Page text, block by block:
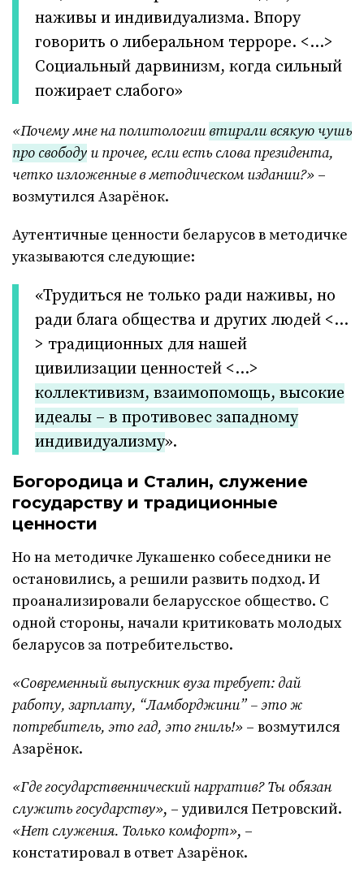
наживы и индивидуализма. Впору
говорить о либеральном терроре. <…>
Социальный дарвинизм, когда сильный
пожирает слабого»
«Почему мне на политологиивтирали всякую чушь
про свободу и прочее, если есть слова президента,
четко изложенные в методическом издании?» –
возмутился Азарёнок.
Аутентичные ценности беларусов в методичке
указываются следующие:
«Трудиться не только ради наживы, но
ради блага общества и других людей <…
> традиционных для нашей
цивилизации ценностей <…>
коллективизм, взаимопомощь, высокие
идеалы – в противовес западному
индивидуализму».
Богородица и Сталин, служение
государству и традиционные
ценности
Но на методичке Лукашенко собеседники не
остановились, а решили развить подход. И
проанализировали беларусское общество. С
одной стороны, начали критиковать молодых
беларусов за потребительство.
«Современный выпускник вуза требует: дай
работу, зарплату, “Ламборджини” – это ж
потребитель, это гад, это гниль!» – возмутился
Азарёнок.
«Где государственнический нарратив? Ты обязан
служить государству», – удивился Петровский.
«Нет служения. Только комфорт», –
констатировал в ответ Азарёнок.